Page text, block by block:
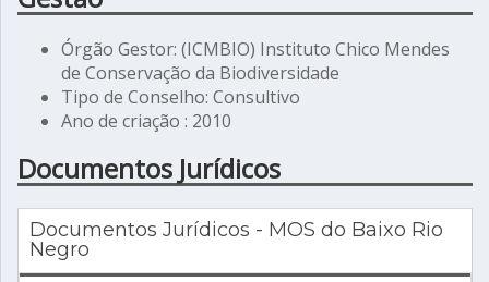
Órgão Gestor: (ICMBIO) Instituto Chico Mendes
de Conservação da Biodiversidade
Tipo de Conselho: Consultivo
Ano de criação : 2010
Documentos Jurídicos
Documentos Jurídicos - MOS do Baixo Rio
Negro